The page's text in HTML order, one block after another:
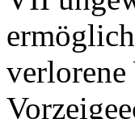
verlorene